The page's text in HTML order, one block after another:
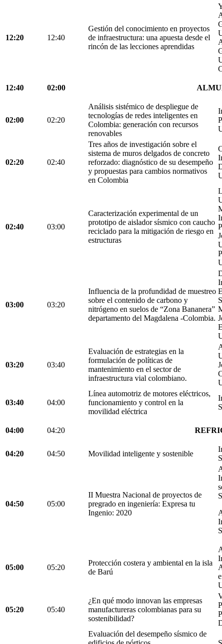
12:20 12:40
Gestión del conocimiento en proyectos
de infraestructura: una apuesta desde el
rincón de las lecciones aprendidas
12:40 02:00
02:00 02:20
Análisis sistémico de despliegue de
tecnologías de redes inteligentes en
Colombia: generación con recursos
renovables
02:20 02:40
Tres años de investigación sobre el
sistema de muros delgados de concreto
reforzado: diagnóstico de su desempeño
y propuestas para cambios normativos
en Colombia
02:40 03:00
Caracterización experimental de un
prototipo de aislador sísmico con caucho
reciclado para la mitigación de riesgo en
estructuras
03:00 03:20
Influencia de la profundidad de muestreo
sobre el contenido de carbono y
nitrógeno en suelos de “Zona Bananera”
departamento del Magdalena -Colombia.
03:20 03:40
Evaluación de estrategias en la
formulación de políticas de
mantenimiento en el sector de
infraestructura vial colombiano.
03:40 04:00
Línea automotriz de motores eléctricos,
funcionamiento y control en la
movilidad eléctrica
04:00 04:20
04:20 04:50 Movilidad inteligente y sostenible
04:50 05:00
II Muestra Nacional de proyectos de
pregrado en ingeniería: Expresa tu
Ingenio: 2020
05:00 05:20
Protección costera y ambiental en la isla
de Barú
05:20 05:40
¿En qué modo innovan las empresas
manufactureras colombianas para su
sostenibilidad?
Evaluación del desempeño sísmico de